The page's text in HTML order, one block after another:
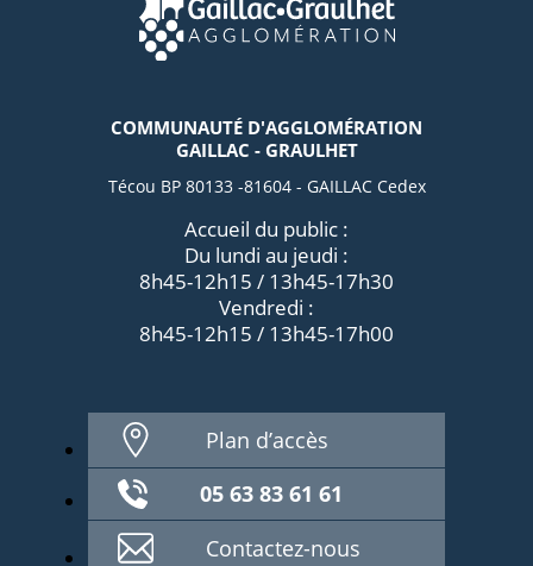
COMMUNAUTÉ D'AGGLOMÉRATION
GAILLAC - GRAULHET
Técou BP 80133 -81604 - GAILLAC Cedex
Accueil du public :
Du lundi au jeudi :
8h45-12h15 / 13h45-17h30
Vendredi :
8h45-12h15 / 13h45-17h00
Plan d’accès
05 63 83 61 61
Contactez-nous